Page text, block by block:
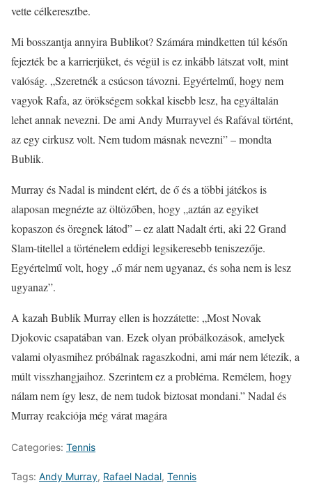
vette célkeresztbe.
Mi bosszantja annyira Bublikot? Számára mindketten túl későn
fejezték be a karrierjüket, és végül is ez inkább látszat volt, mint
valóság. „Szeretnék a csúcson távozni. Egyértelmű, hogy nem
vagyok Rafa, az örökségem sokkal kisebb lesz, ha egyáltalán
lehet annak nevezni. De ami Andy Murrayvel és Rafával történt,
az egy cirkusz volt. Nem tudom másnak nevezni” – mondta
Bublik.
Murray és Nadal is mindent elért, de ő és a többi játékos is
alaposan megnézte az öltözőben, hogy „aztán az egyiket
kopaszon és öregnek látod” – ez alatt Nadalt érti, aki 22 Grand
Slam-titellel a történelem eddigi legsikeresebb teniszezője.
Egyértelmű volt, hogy „ő már nem ugyanaz, és soha nem is lesz
ugyanaz”.
A kazah Bublik Murray ellen is hozzátette: „Most Novak
Djokovic csapatában van. Ezek olyan próbálkozások, amelyek
valami olyasmihez próbálnak ragaszkodni, ami már nem létezik, a
múlt visszhangjaihoz. Szerintem ez a probléma. Remélem, hogy
nálam nem így lesz, de nem tudok biztosat mondani.” Nadal és
Murray reakciója még várat magára
Categories: Tennis
Tags: Andy Murray, Rafael Nadal, Tennis